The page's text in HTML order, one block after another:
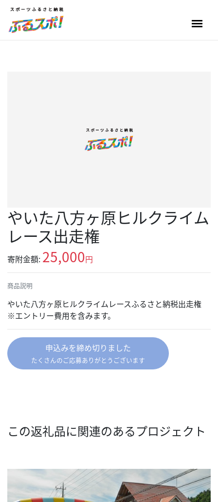
やいた八方ヶ原ヒルクライム
レース出走権
寄附金額: 25,000円
商品説明
やいた八方ヶ原ヒルクライムレースふるさと納税出走権
※エントリー費用を含みます。
申込みを締め切りました
たくさんのご応募ありがとうございます
この返礼品に関連のあるプロジェクト